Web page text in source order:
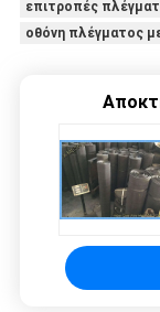
επιτροπές
οθόνη πλέγματος